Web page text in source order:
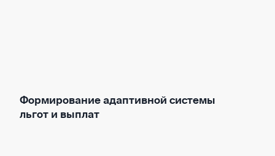
Формирование адаптивной системы
льгот и выплат